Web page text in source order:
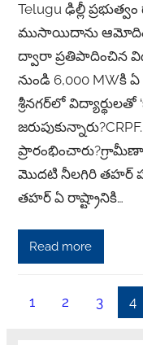
Telugu ఢిల్లీ
ముసాయిదాను
ద్వారా ప్రతిపాదించిన
నుండి 6,000 MWకి
శ్రీనగర్‌లో విద్యార్థులతో
మొదటి నీలగిరి తహర్
తహర్ ఏ రాష్ట్రానికి…
Read more
1 2 3 4